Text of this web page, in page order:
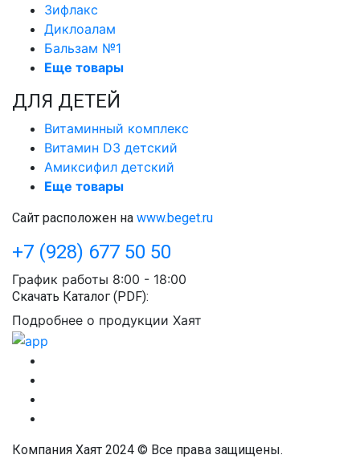
Зифлакс
Диклоалам
Бальзам №1
Еще товары
ДЛЯ ДЕТЕЙ
Витаминный комплекс
Витамин D3 детский
Амиксифил детский
Еще товары
Сайт расположен на www.beget.ru
+7 (928) 677 50 50
График работы 8:00 - 18:00
Скачать Каталог (PDF):
Подробнее о продукции Хаят
Компания Хаят 2024 © Все права защищены.